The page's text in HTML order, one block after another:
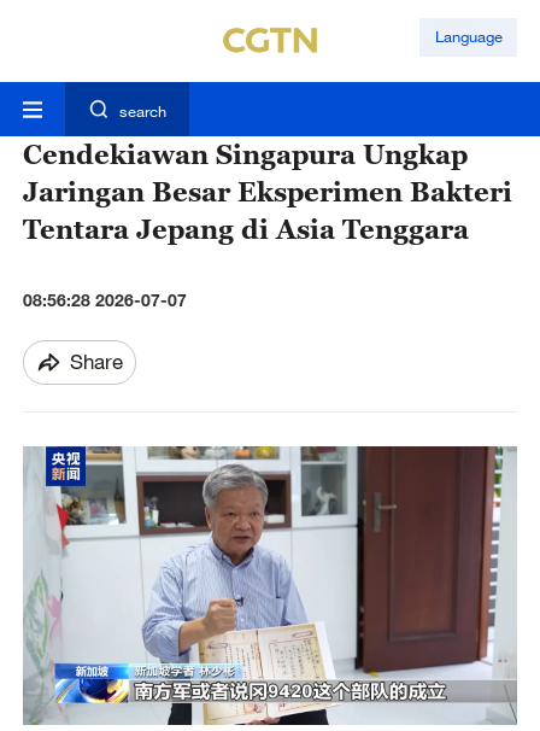
Language
search
Cendekiawan Singapura Ungkap
Jaringan Besar Eksperimen Bakteri
Tentara Jepang di Asia Tenggara
08:56:28 2026-07-07
Share